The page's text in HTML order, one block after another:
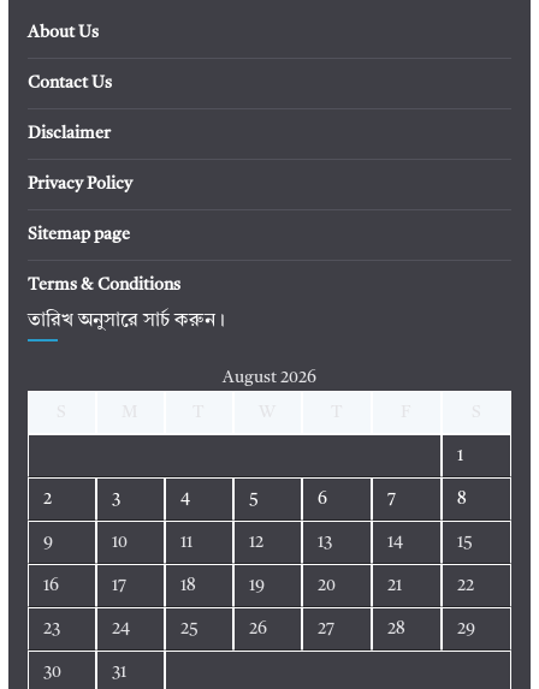
About Us
Contact Us
Disclaimer
Privacy Policy
Sitemap page
Terms & Conditions
তারিখ অনুসারে সার্চ করুন।
August 2026
1
2 3 4 5 6 7 8
9 10 11 12 13 14 15
16 17 18 19 20 21 22
23 24 25 26 27 28 29
30 31